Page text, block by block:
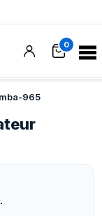
0
965